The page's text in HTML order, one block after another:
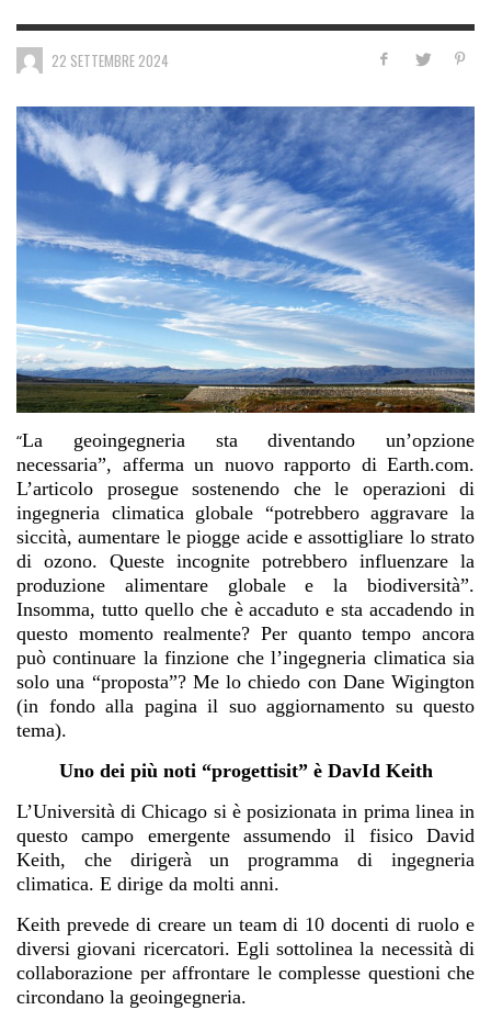
22 SETTEMBRE 2024
“La geoingegneria sta diventando un’opzione
necessaria”, afferma un nuovo rapporto di Earth.com.
L’articolo prosegue sostenendo che le operazioni di
ingegneria climatica globale “potrebbero aggravare la
siccità, aumentare le piogge acide e assottigliare lo strato
di ozono. Queste incognite potrebbero influenzare la
produzione alimentare globale e la biodiversità”.
Insomma, tutto quello che è accaduto e sta accadendo in
questo momento realmente? Per quanto tempo ancora
può continuare la finzione che l’ingegneria climatica sia
solo una “proposta”? Me lo chiedo con Dane Wigington
(in fondo alla pagina il suo aggiornamento su questo
tema).
Uno dei più noti “progettisit” è DavId Keith
L’Università di Chicago si è posizionata in prima linea in
questo campo emergente assumendo il fisico David
Keith, che dirigerà un programma di ingegneria
climatica. E dirige da molti anni.
Keith prevede di creare un team di 10 docenti di ruolo e
diversi giovani ricercatori. Egli sottolinea la necessità di
collaborazione per affrontare le complesse questioni che
circondano la geoingegneria.